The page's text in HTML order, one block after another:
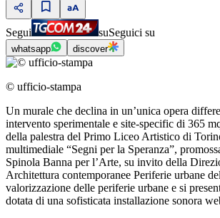
Segui suSeguici su
whatsapp discover
© ufficio-stampa
Un murale che declina in un’unica opera
intervento sperimentale e site-specific di 365
della palestra del Primo Liceo Artistico di
multimediale “Segni per la Speranza”,
Spinola Banna per l’Arte, su invito della
Architettura contemporanee Periferie urbane
valorizzazione delle periferie urbane e si
dotata di una sofisticata installazione sonora